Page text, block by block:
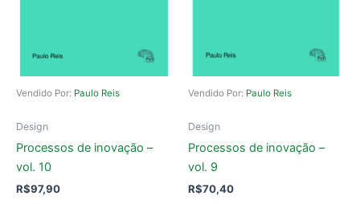
Vendido Por: Paulo Reis
Design
Processos de inovação –
vol. 10
R$97,90
Vendido Por: Paulo Reis
Design
Processos de inovação –
vol. 9
R$70,40